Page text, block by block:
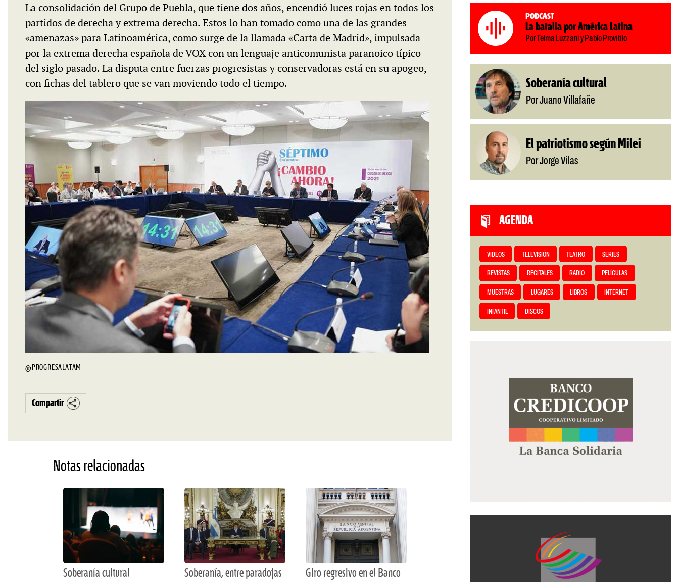
La consolidación del Grupo de Puebla, que tiene dos años, encendió luces rojas en todos los
partidos de derecha y extrema derecha. Estos lo han tomado como una de las grandes
«amenazas» para Latinoamérica, como surge de la llamada «Carta de Madrid», impulsada
por la extrema derecha española de VOX con un lenguaje anticomunista paranoico típico
del siglo pasado. La disputa entre fuerzas progresistas y conservadoras está en su apogeo,
con fichas del tablero que se van moviendo todo el tiempo.
@PROGRESALATAM
Compartir
Notas relacionadas
Soberanía cultural
Soberanía, entre paradojas
Giro regresivo en el Banco
Podcast
La batalla por América Latina
Por Telma Luzzani y Pablo Provitilo
Soberanía cultural
Por Juano Villafañe
El patriotismo según Milei
Por Jorge Vilas
AGENDA
VIDEOS TELEVISIÓN TEATRO SERIES
REVISTAS RECITALES RADIO PELÍCULAS
MUESTRAS LUGARES LIBROS INTERNET
INFANTIL DISCOS